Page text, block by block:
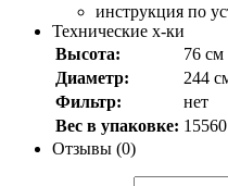
инструкция по
Технические х-ки
Высота:
76 см
Диаметр:
244
Фильтр:
нет
Вес в упаковке:
Отзывы (0)